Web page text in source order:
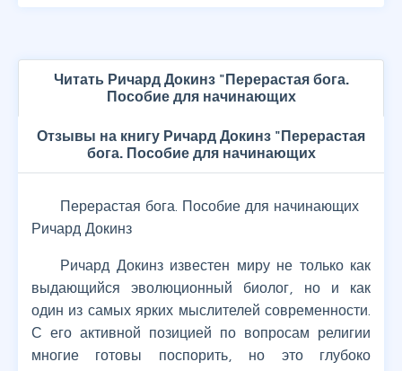
Читать Ричард Докинз "Перерастая бога.
Пособие для начинающих
Отзывы на книгу Ричард Докинз "Перерастая
бога. Пособие для начинающих
Перерастая бога. Пособие для начинающих
Ричард Докинз
Ричард Докинз известен миру не только как
выдающийся эволюционный биолог, но и как
один из самых ярких мыслителей современности.
С его активной позицией по вопросам религии
многие готовы поспорить, но это глубоко